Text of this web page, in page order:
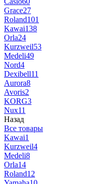
Grace27
Roland101
Kawai138
Orla24
Kurzweil53
Medeli49
Nord4
Dexibell11
Aurora8
Avoris2
KORG3
Nux11
Назад
Все товары
Kawai1
Kurzweil4
Medeli8
Orla14
Roland12